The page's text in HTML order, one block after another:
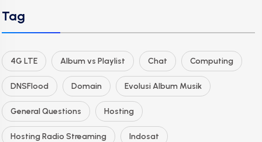
Tag
4G LTE Album vs Playlist Chat Computing
DNSFlood Domain Evolusi Album Musik
General Questions Hosting
Hosting Radio Streaming Indosat